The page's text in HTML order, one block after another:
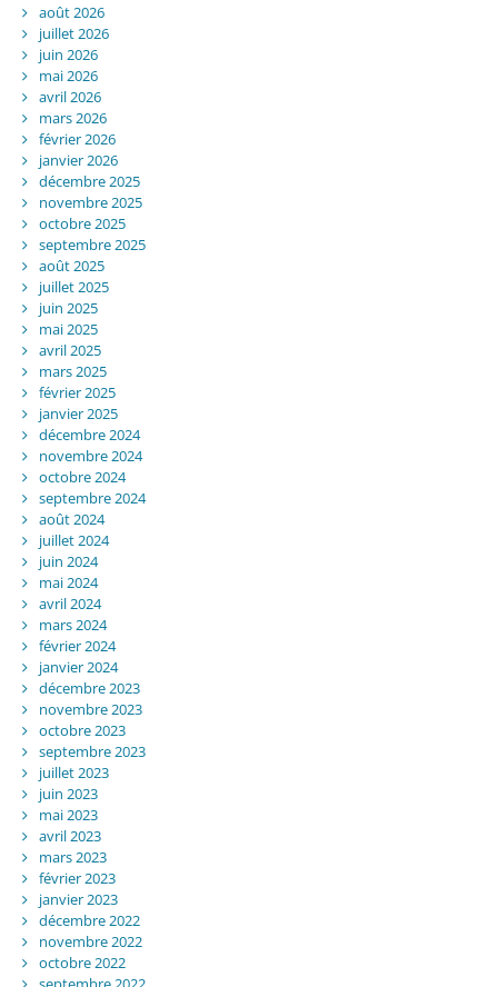
août 2026
juillet 2026
juin 2026
mai 2026
avril 2026
mars 2026
février 2026
janvier 2026
décembre 2025
novembre 2025
octobre 2025
septembre 2025
août 2025
juillet 2025
juin 2025
mai 2025
avril 2025
mars 2025
février 2025
janvier 2025
décembre 2024
novembre 2024
octobre 2024
septembre 2024
août 2024
juillet 2024
juin 2024
mai 2024
avril 2024
mars 2024
février 2024
janvier 2024
décembre 2023
novembre 2023
octobre 2023
septembre 2023
juillet 2023
juin 2023
mai 2023
avril 2023
mars 2023
février 2023
janvier 2023
décembre 2022
novembre 2022
octobre 2022